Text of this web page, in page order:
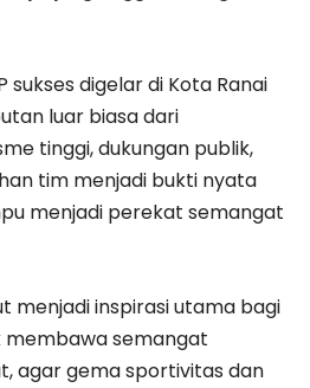
sukses digelar di Kota Ranai
luar biasa dari
tinggi, dukungan publik,
tim menjadi bukti nyata
menjadi perekat semangat
menjadi inspirasi utama bagi
membawa semangat
agar gema sportivitas dan